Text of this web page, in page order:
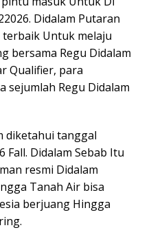
Didalam Putaran
terbaik Untuk melaju
bersama Regu Didalam
Qualifier, para
sejumlah Regu Didalam
diketahui tanggal
Fall. Didalam Sebab Itu
resmi Didalam
Tanah Air bisa
berjuang Hingga